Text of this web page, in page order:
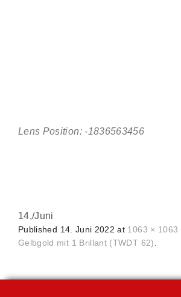
Lens Position: -1836563456
14,/Juni
Published 14. Juni 2022 at 1063 × 1063
Gelbgold mit 1 Brillant (TWDT 62).